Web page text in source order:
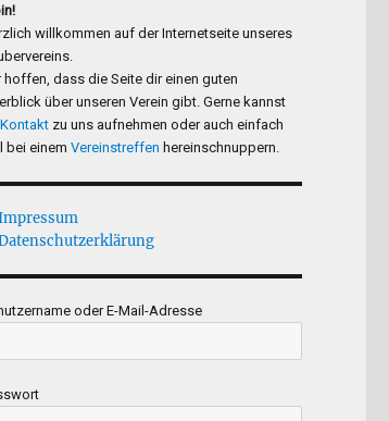
willkommen auf der Internetseite unseres
hoffen, dass die Seite dir einen guten
über unseren Verein gibt. Gerne kannst
Kontaktzu uns aufnehmen oder auch einfach
bei einem Vereinstreffen hereinschnuppern.
oder E-Mail-Adresse